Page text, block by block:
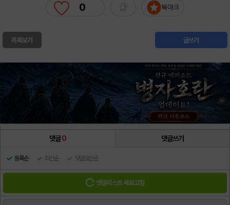
0 북마크
목록보기 글쓰기
댓글0 댓글쓰기
등록순 최신순 댓글많은순
댓글리스트 새로고침